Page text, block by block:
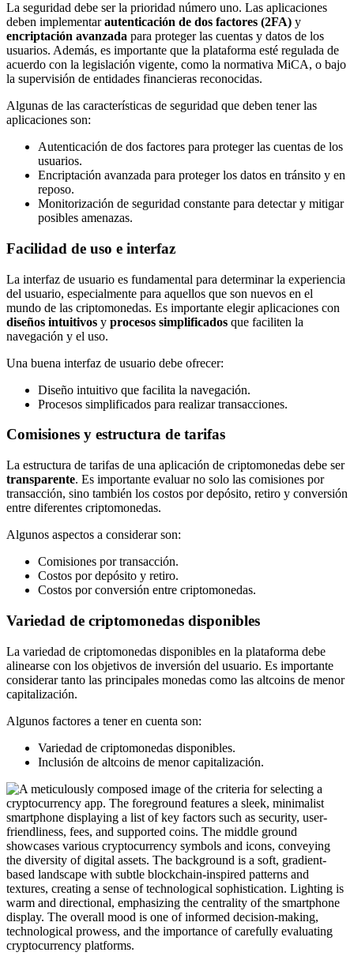
La seguridad debe ser la prioridad número uno. Las aplicaciones
deben implementarautenticación de dos factores (2FA) y
encriptación avanzada para proteger las cuentas y datos de los
usuarios. Además, es importante que la plataforma esté regulada de
acuerdo con la legislación vigente, como la normativa MiCA, o bajo
la supervisión de entidades financieras reconocidas.
Algunas de las características de seguridad que deben tener las
aplicaciones son:
Autenticación de dos factores para proteger las cuentas de los
usuarios.
Encriptación avanzada para proteger los datos en tránsito y en
reposo.
Monitorización de seguridad constante para detectar y mitigar
posibles amenazas.
Facilidad de uso e interfaz
La interfaz de usuario es fundamental para determinar la experiencia
del usuario, especialmente para aquellos que son nuevos en el
mundo de las criptomonedas. Es importante elegir aplicaciones con
diseños intuitivos y procesos simplificados que faciliten la
navegación y el uso.
Una buena interfaz de usuario debe ofrecer:
Diseño intuitivo que facilita la navegación.
Procesos simplificados para realizar transacciones.
Comisiones y estructura de tarifas
La estructura de tarifas de una aplicación de criptomonedas debe ser
transparente. Es importante evaluar no solo las comisiones por
transacción, sino también los costos por depósito, retiro y conversión
entre diferentes criptomonedas.
Algunos aspectos a considerar son:
Comisiones por transacción.
Costos por depósito y retiro.
Costos por conversión entre criptomonedas.
Variedad de criptomonedas disponibles
La variedad de criptomonedas disponibles en la plataforma debe
alinearse con los objetivos de inversión del usuario. Es importante
considerar tanto las principales monedas como las altcoins de menor
capitalización.
Algunos factores a tener en cuenta son:
Variedad de criptomonedas disponibles.
Inclusión de altcoins de menor capitalización.